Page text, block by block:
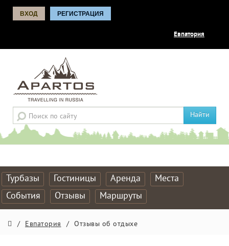
ВХОД РЕГИСТРАЦИЯ
Евпатория
Найти
Турбазы Гостиницы Аренда
Места
События
Отзывы Маршруты
/ Евпатория / Отзывы об отдыхе